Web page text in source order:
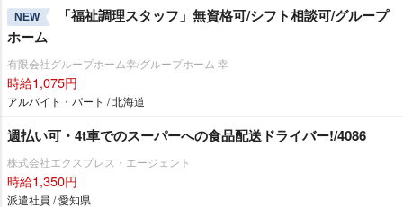
NEW
「福祉調理スタッフ」無資格可/シフト相談可/グループ
ホーム
有限会社グループホーム幸/グループホーム 幸
時給1,075円
アルバイト・パート / 北海道
週払い可・4t車でのスーパーへの食品配送ドライバー!/4086
株式会社エクスプレス・エージェント
時給1,350円
派遣社員 / 愛知県